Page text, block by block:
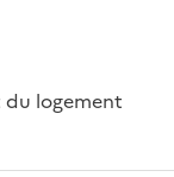
du logement